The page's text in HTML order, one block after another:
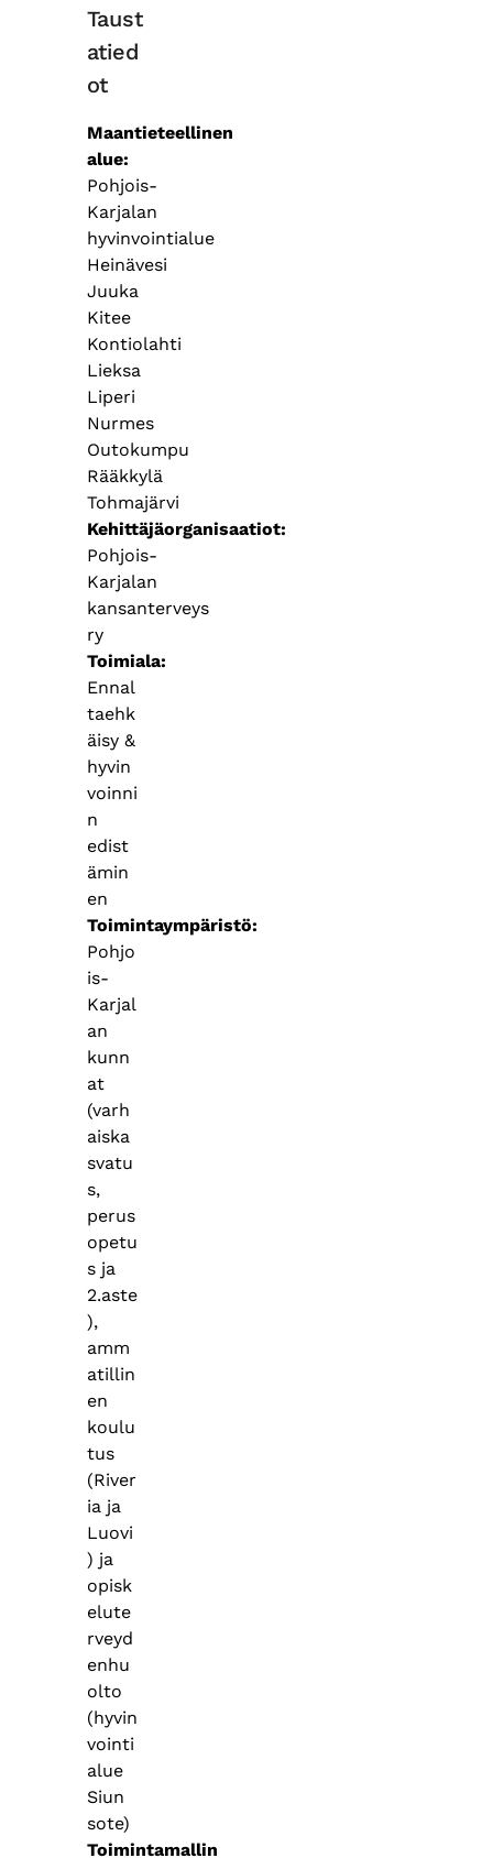
Taust
atied
ot
Maantieteellinen
alue
Pohjois-
Karjalan
hyvinvointialue
Heinävesi
Juuka
Kitee
Kontiolahti
Lieksa
Liperi
Nurmes
Outokumpu
Rääkkylä
Tohmajärvi
Kehittäjäorganisaatiot
Pohjois-
Karjalan
kansanterveys
ry
Toimiala
Ennal
taehk
äisy &
hyvin
voinni
n
edist
ämin
en
Toimintaympäristö
Pohjo
is-
Karjal
an
kunn
at
(varh
aiska
svatu
s,
perus
opetu
s ja
2.aste
),
amm
atillin
en
koulu
tus
(River
ia ja
Luovi
) ja
opisk
elute
rveyd
enhu
olto
(hyvin
vointi
alue
Siun
sote)
Toimintamallin